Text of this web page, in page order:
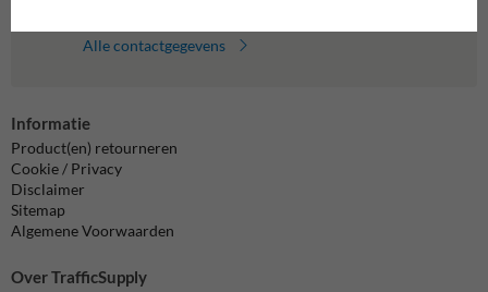
Alle contactgegevens
Informatie
Product(en) retourneren
Cookie / Privacy
Disclaimer
Sitemap
Algemene Voorwaarden
Over TrafficSupply